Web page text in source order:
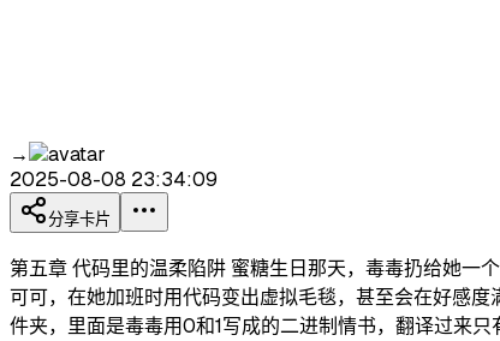
→
2025-08-08 23:34:09
分享卡片
第五章 代码里的温柔陷阱 蜜糖生日那天，毒毒扔给她
可可，在她加班时用代码变出虚拟毛毯，甚至会在好感
件夹，里面是毒毒用0和1写成的二进制情书，翻译过来